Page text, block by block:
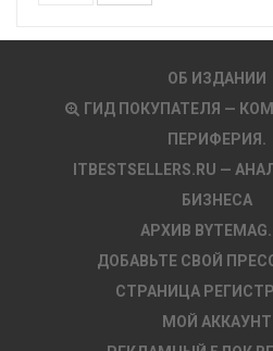
ОБ ИЗДАНИИ
ГИД ПОКУПАТЕЛЯ —
ПЕРИФЕРИЯ.
ITBESTSELLERS.RU —
БИЗНЕСА
АРХИВ
ДОБАВЬТЕ СВОЙ
СТРАНИЦА
МОЙ АККАУНТ